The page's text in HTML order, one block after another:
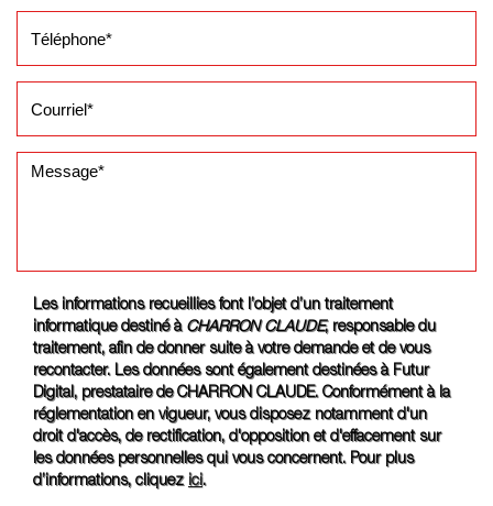
Les informations recueillies font l’objet d’un traitement
informatique destiné à
CHARRON CLAUDE, responsable du
traitement, afin de donner suite à votre demande et de vous
recontacter. Les données sont également destinées à Futur
Digital, prestataire de CHARRON CLAUDE. Conformément à la
réglementation en vigueur, vous disposez notamment d'un
droit d'accès, de rectification, d'opposition et d'effacement sur
les données personnelles qui vous concernent. Pour plus
d’informations, cliquez ici.